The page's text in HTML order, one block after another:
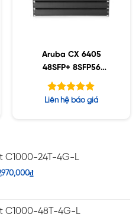
Aruba CX 6405
48SFP+ 8SFP56
(R0X30A)
Được xếp
Liên hệ báo giá
C1000-24T-4G-L
₫
C1000-48T-4G-L